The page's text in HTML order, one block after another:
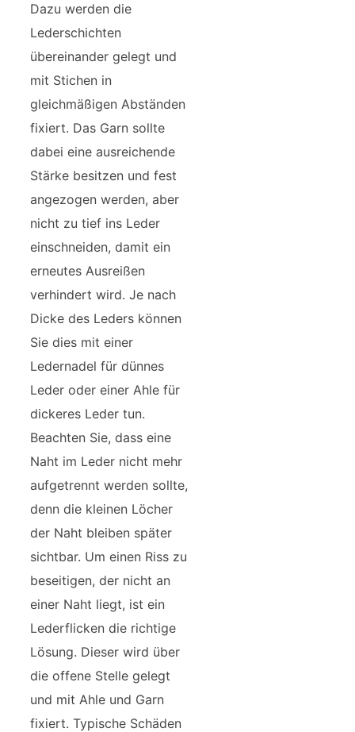
Dazu werden die
Lederschichten
übereinander gelegt und
mit Stichen in
gleichmäßigen Abständen
fixiert. Das Garn sollte
dabei eine ausreichende
Stärke besitzen und fest
angezogen werden, aber
nicht zu tief ins Leder
einschneiden, damit ein
erneutes Ausreißen
verhindert wird. Je nach
Dicke des Leders können
Sie dies mit einer
Ledernadel für dünnes
Leder oder einer Ahle für
dickeres Leder tun.
Beachten Sie, dass eine
Naht im Leder nicht mehr
aufgetrennt werden sollte,
denn die kleinen Löcher
der Naht bleiben später
sichtbar. Um einen Riss zu
beseitigen, der nicht an
einer Naht liegt, ist ein
Lederflicken die richtige
Lösung. Dieser wird über
die offene Stelle gelegt
und mit Ahle und Garn
fixiert. Typische Schäden